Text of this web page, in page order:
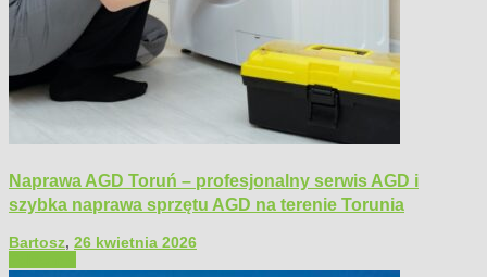
Naprawa AGD Toruń – profesjonalny serwis AGD i
szybka naprawa sprzętu AGD na terenie Torunia
Bartosz, 26 kwietnia 2026